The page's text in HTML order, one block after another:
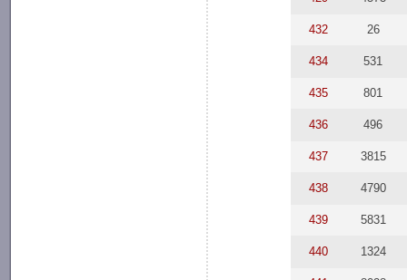
432 26
434 531
435 801
436 496
437 3815
438 4790
439 5831
440 1324